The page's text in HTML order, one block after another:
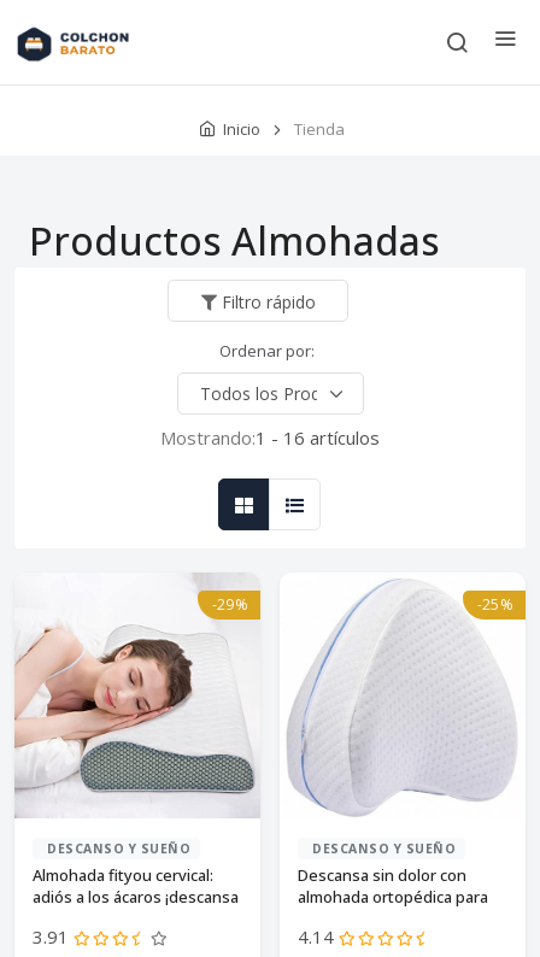
Inicio Tienda
Productos Almohadas
Filtro rápido
Ordenar por:
Mostrando:1 - 16 artículos
-29%
DESCANSO Y SUEÑO
Almohada fityou cervical:
adiós a los ácaros ¡descansa
3.91
-25%
DESCANSO Y SUEÑO
Descansa sin dolor con
almohada ortopédica para
4.14